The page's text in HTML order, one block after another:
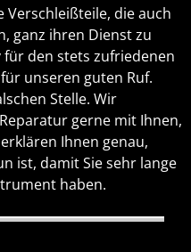
Verschleißteile, die auch
ganz ihren Dienst zu
den stets zufriedenen
unseren guten Ruf.
Stelle. Wir
gerne mit Ihnen,
Ihnen genau,
ist, damit Sie sehr lange
haben.